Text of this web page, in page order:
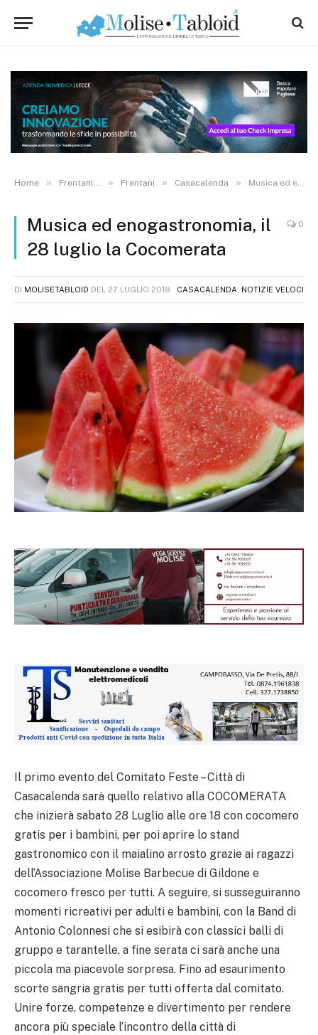
Home » Frentani... » Frentani » Casacalenda » Musica ed enogastronomia, il 28 luglio la Cocomerata
Musica ed enogastronomia, il
28 luglio la Cocomerata
0
DI MOLISETABLOID DEL 27 LUGLIO 2018 CASACALENDA NOTIZIE VELOCI
Il primo evento del Comitato Feste – Città di
Casacalenda sarà quello relativo alla COCOMERATA
che inizierà sabato 28 Luglio alle ore 18 con cocomero
gratis per i bambini, per poi aprire lo stand
gastronomico con il maialino arrosto grazie ai ragazzi
dell’Associazione Molise Barbecue di Gildone e
cocomero fresco per tutti. A seguire, si susseguiranno
momenti ricreativi per adulti e bambini, con la Band di
Antonio Colonnesi che si esibirà con classici balli di
gruppo e tarantelle, a fine serata ci sarà anche una
piccola ma piacevole sorpresa. Fino ad esaurimento
scorte sangria gratis per tutti offerta dal comitato.
Unire forze, competenze e divertimento per rendere
ancora più speciale l’incontro della città di